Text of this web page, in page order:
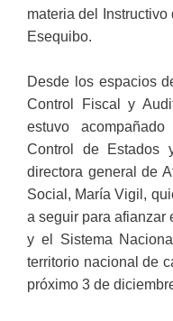
materia del
Esequibo.
Desde los espacios
Control Fiscal y
estuvo
Control de Estados
directora general de
Social, María Vigil,
a seguir para afianzar
y el Sistema
territorio nacional de
próximo 3 de